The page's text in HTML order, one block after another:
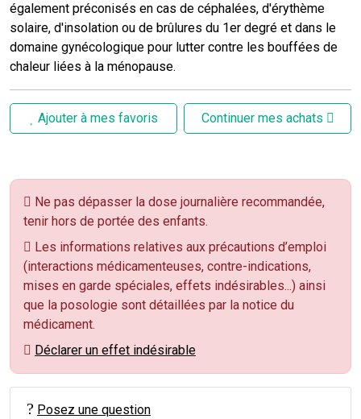
également préconisés en cas de céphalées, d'érythème
solaire, d'insolation ou de brûlures du 1er degré et dans le
domaine gynécologique pour lutter contre les bouffées de
chaleur liées à la ménopause.
Ajouter à mes favoris Continuer mes achats
Ne pas dépasser la dose journalière recommandée,
tenir hors de portée des enfants.
Les informations relatives aux précautions d’emploi
(interactions médicamenteuses, contre-indications,
mises en garde spéciales, effets indésirables...) ainsi
que la posologie sont détaillées par la notice du
médicament.
Déclarer un effet indésirable
Posez une question